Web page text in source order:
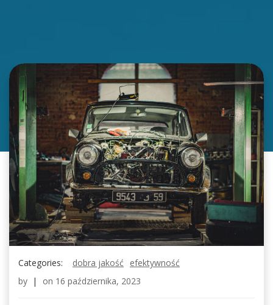
Categories: dobra jakość
efektywność
by | on 16 października, 2023